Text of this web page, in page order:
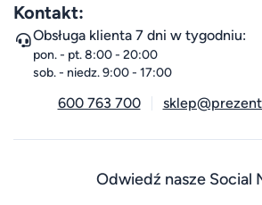
Kontakt:
Obsługa klienta 7 dni w tygodniu:
pon. - pt. 8:00 - 20:00
sob. - niedz. 9:00 - 17:00
600 763 700
Odwiedź nasze Social